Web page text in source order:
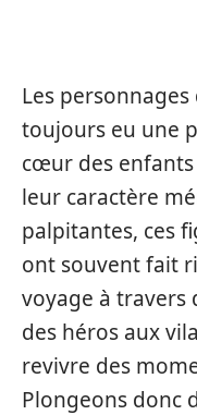
Les
toujours eu une
cœur des enfants
leur caractère
palpitantes, ces
ont souvent fait
voyage à travers
des héros aux
revivre des
Plongeons donc